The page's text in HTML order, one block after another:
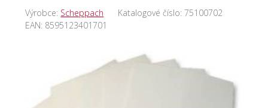
Výrobce: Scheppach Katalogové číslo:75100702
EAN: 8595123401701